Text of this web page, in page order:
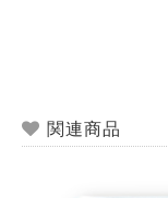
関連商品